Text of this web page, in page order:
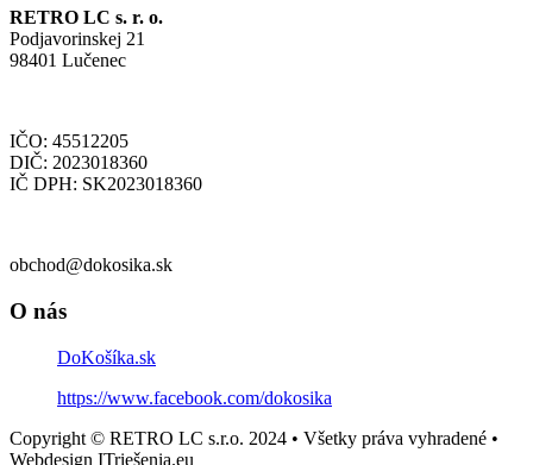
RETRO LC s. r. o.
Podjavorinskej 21
98401 Lučenec
IČO: 45512205
DIČ: 2023018360
IČ DPH: SK2023018360
obchod@dokosika.sk
O nás
DoKošíka.sk
https://www.facebook.com/dokosika
Copyright © RETRO LC s.r.o. 2024 • Všetky práva vyhradené •
Webdesign ITriešenia.eu